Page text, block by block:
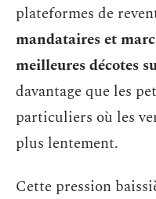
plateformes de
mandataires et
meilleures décotes
davantage que les
particuliers où les
plus lentement.
Cette pression